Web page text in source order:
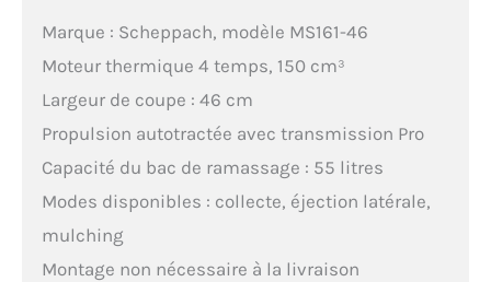
Marque : Scheppach, modèle MS161-46
Moteur thermique 4 temps, 150 cm³
Largeur de coupe : 46 cm
Propulsion autotractée avec transmission Pro
Capacité du bac de ramassage : 55 litres
Modes disponibles : collecte, éjection latérale,
mulching
Montage non nécessaire à la livraison